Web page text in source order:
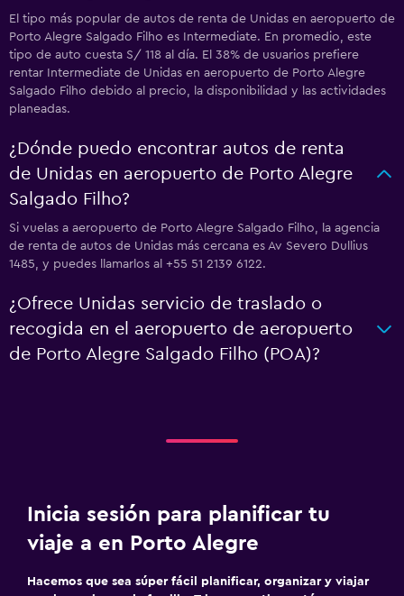
El tipo más popular de autos de renta de Unidas en aeropuerto de
Porto Alegre Salgado Filho es Intermediate. En promedio, este
tipo de auto cuesta S/ 118 al día. El 38% de usuarios prefiere
rentar Intermediate de Unidas en aeropuerto de Porto Alegre
Salgado Filho debido al precio, la disponibilidad y las actividades
planeadas.
¿Dónde puedo encontrar autos de renta
de Unidas en aeropuerto de Porto Alegre
Salgado Filho?
Si vuelas a aeropuerto de Porto Alegre Salgado Filho, la agencia
de renta de autos de Unidas más cercana es Av Severo Dullius
1485, y puedes llamarlos al +55 51 2139 6122.
¿Ofrece Unidas servicio de traslado o
recogida en el aeropuerto de aeropuerto
de Porto Alegre Salgado Filho (POA)?
Inicia sesión para planificar tu
viaje a en Porto Alegre
Hacemos que sea súper fácil planificar, organizar y viajar